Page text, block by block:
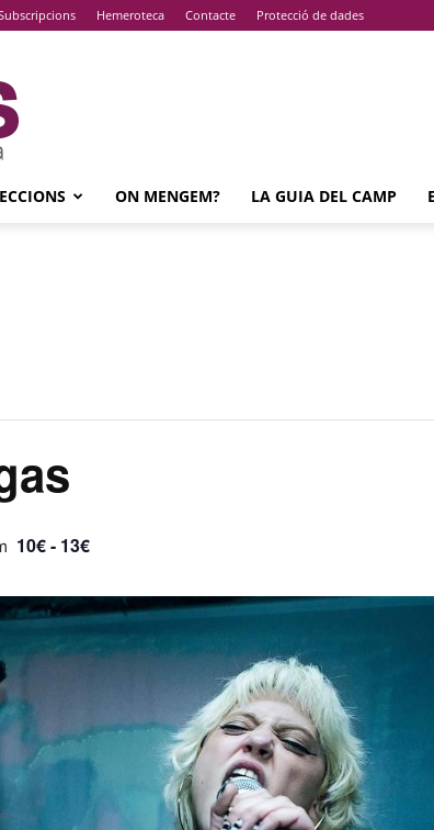
Hemeroteca Contacte Protecció de dades
ON MENGEM? LA GUIA DEL CAMP
10€ - 13€